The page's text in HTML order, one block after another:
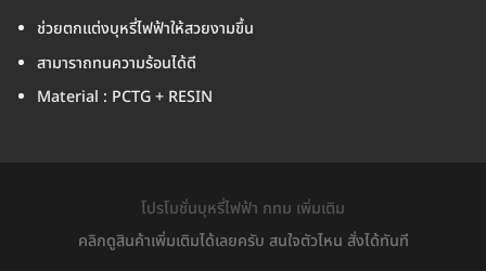
ช่วยตกแต่งบุหรี่ไฟฟ้าให้สวยงามขึ้น
สามาราถทนความร้อนได้ดี
Material : PCTG + RESIN
โปรโมชั่นบุหรี่ไฟฟ้า กทม เพิ่มเติม
คลิกดูสินค้าเพิ่มเติมได้เลยครับ สนใจตัวไหน สั่งได้ทันที